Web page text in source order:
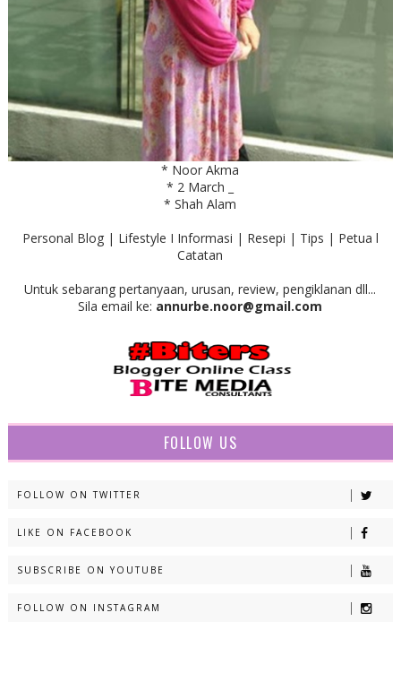
* Noor Akma
* 2 March _
* Shah Alam
Personal Blog | Lifestyle I Informasi | Resepi | Tips | Petua l
Catatan
Untuk sebarang pertanyaan, urusan, review, pengiklanan dll...
Sila email ke: annurbe.noor@gmail.com
FOLLOW US
FOLLOW ON TWITTER
LIKE ON FACEBOOK
SUBSCRIBE ON YOUTUBE
FOLLOW ON INSTAGRAM